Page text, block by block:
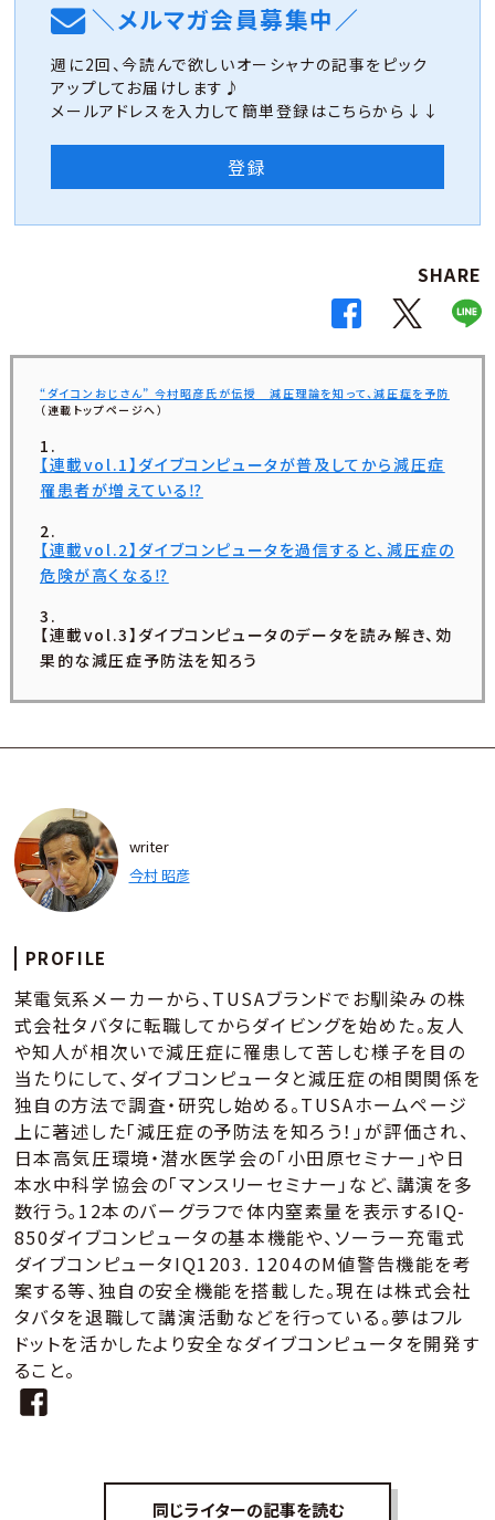
＼メルマガ会員募集中／
週に2回、今読んで欲しいオーシャナの記事をピック
アップしてお届けします♪
メールアドレスを入力して簡単登録はこちらから↓↓
登録
SHARE
“ダイコンおじさん” 今村昭彦氏が伝授 減圧理論を知って、減圧症を予防
（連載トップページへ）
【連載vol.1】ダイブコンピュータが普及してから減圧症
罹患者が増えている⁉
【連載vol.2】ダイブコンピュータを過信すると、減圧症の
危険が高くなる⁉
【連載vol.3】ダイブコンピュータのデータを読み解き、効
果的な減圧症予防法を知ろう
writer
今村 昭彦
PROFILE
某電気系メーカーから、TUSAブランドでお馴染みの株
式会社タバタに転職してからダイビングを始めた。友人
や知人が相次いで減圧症に罹患して苦しむ様子を目の
当たりにして、ダイブコンピュータと減圧症の相関関係を
独自の方法で調査・研究し始める。TUSAホームページ
上に著述した「減圧症の予防法を知ろう！」が評価され、
日本高気圧環境・潜水医学会の「小田原セミナー」や日
本水中科学協会の「マンスリーセミナー」など、講演を多
数行う。12本のバーグラフで体内窒素量を表示するIQ-
850ダイブコンピュータの基本機能や、ソーラー充電式
ダイブコンピュータIQ1203. 1204のM値警告機能を考
案する等、独自の安全機能を搭載した。現在は株式会社
タバタを退職して講演活動などを行っている。夢はフル
ドットを活かしたより安全なダイブコンピュータを開発す
ること。
同じライターの記事を読む